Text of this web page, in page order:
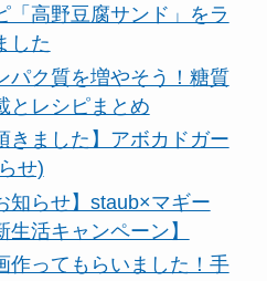
「高野豆腐サンド」をラ
した
パク質を増やそう！糖質
とレシピまとめ
きました】アボカドガー
せ)
知らせ】staub×マギー
生活キャンペーン】
作ってもらいました！手